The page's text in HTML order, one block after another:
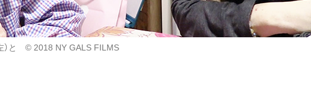
）と © 2018 NY GALS FILMS